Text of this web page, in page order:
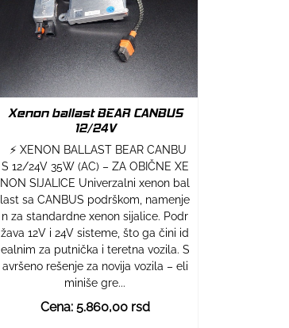
Xenon ballast BEAR CANBUS
12/24V
⚡ XENON BALLAST BEAR CANBU
S 12/24V 35W (AC) – ZA OBIČNE XE
NON SIJALICE Univerzalni xenon bal
last sa CANBUS podrškom, namenje
n za standardne xenon sijalice. Podr
žava 12V i 24V sisteme, što ga čini id
ealnim za putnička i teretna vozila. S
avršeno rešenje za novija vozila – eli
miniše gre...
Cena: 5.860,00 rsd